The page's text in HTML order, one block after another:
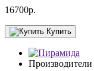
16700р.
Купить
Производители